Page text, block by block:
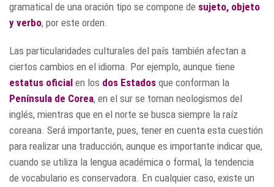
gramatical de una oración tipo se compone de sujeto, objeto
y verbo, por este orden.
Las particularidades culturales del país también afectan a
ciertos cambios en el idioma. Por ejemplo, aunque tiene
estatus oficial en los dos Estados que conforman la
Península de Corea, en el sur se toman neologismos del
inglés, mientras que en el norte se busca siempre la raíz
coreana. Será importante, pues, tener en cuenta esta cuestión
para realizar una traducción, aunque es importante indicar que,
cuando se utiliza la lengua académica o formal, la tendencia
de vocabulario es conservadora. En cualquier caso, existe un